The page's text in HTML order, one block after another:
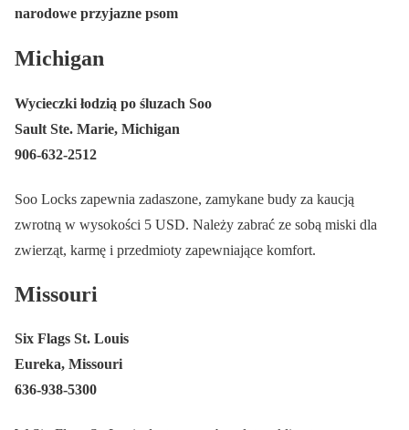
narodowe przyjazne psom
Michigan
Wycieczki łodzią po śluzach Soo
Sault Ste. Marie, Michigan
906-632-2512
Soo Locks zapewnia zadaszone, zamykane budy za kaucją
zwrotną w wysokości 5 USD. Należy zabrać ze sobą miski dla
zwierząt, karmę i przedmioty zapewniające komfort.
Missouri
Six Flags St. Louis
Eureka, Missouri
636-938-5300